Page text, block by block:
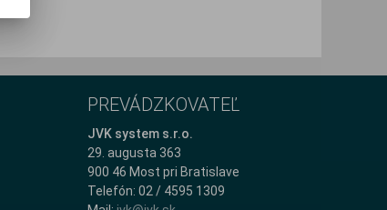
PREVÁDZKOVATEĽ
JVK system s.r.o.
29. augusta 363
900 46 Most pri Bratislave
Telefón: 02 / 4595 1309